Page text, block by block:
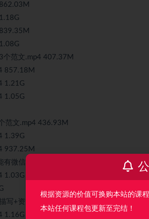
个范文.mp4 407.37M
857.18M
1.21G
1.05G
范文.mp4 436.93M
1.39G
937.25M
微信声音】3.mp4 815.52M
1.03G
写+资源管理范文.mp4 513.52M
1.16G
根据资源的价值可换购本站的课
本站任何课程包更新至完结！